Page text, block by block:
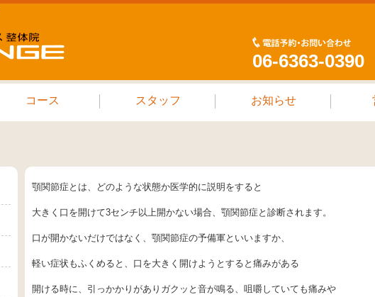
06-6363-0390
コース スタッフ お知らせ
顎関節症とは、どのような状態か医学的に説明をすると
大きく口を開けて3センチ以上開かない場合、顎関節症と診断されます。
口が開かないだけではなく、顎関節症の予備軍といいますか、
軽い症状もふくめると、口を大きく開けようとすると痛みがある
開ける時に、引っかかりがありガクッと音が鳴る、咀嚼していても痛みや